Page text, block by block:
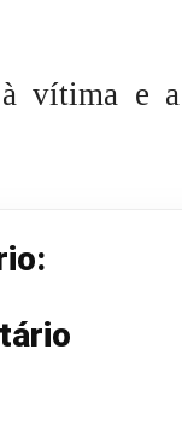
à vítima e